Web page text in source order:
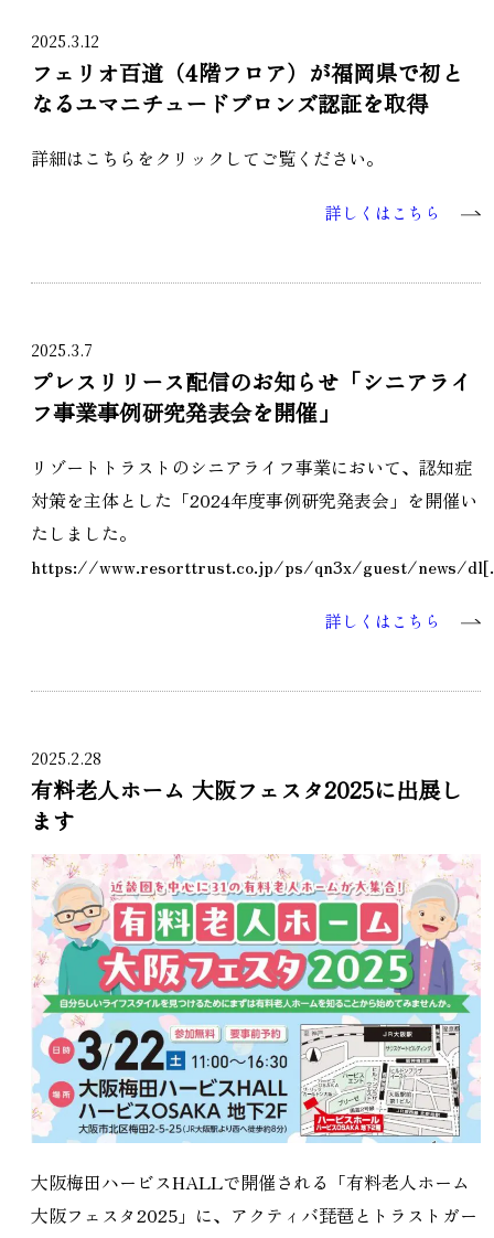
2025.3.12
フェリオ百道（4階フロア）が福岡県で初と
なるユマニチュードブロンズ認証を取得
詳細はこちらをクリックしてご覧ください。
詳しくはこちら
2025.3.7
プレスリリース配信のお知らせ「シニアライ
フ事業事例研究発表会を開催」
リゾートトラストのシニアライフ事業において、認知症
対策を主体とした「2024年度事例研究発表会」を開催い
たしました。
https://www.resorttrust.co.jp/ps/qn3x/guest/news/
詳しくはこちら
2025.2.28
有料老人ホーム 大阪フェスタ2025に出展し
ます
大阪梅田ハービスHALLで開催される「有料老人ホーム
大阪フェスタ2025」に、アクティバ琵琶とトラストガー